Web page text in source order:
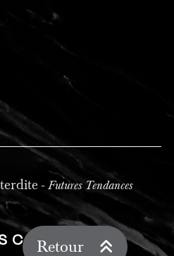
Retour
-Futures Tendances
COOKIES